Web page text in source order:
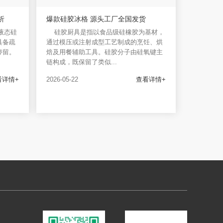
态硅
备疏
。
详情+
爆款硅胶冰格 源头工厂全国发货
硅胶厨具是指以食品级硅橡胶为基材，
通过模压或注射成型工艺制成的烹饪、烘
焙及用餐辅助工具。硅胶分子由硅氧键主
链构成，既保留了类似...
2026-05-22 查看详情+